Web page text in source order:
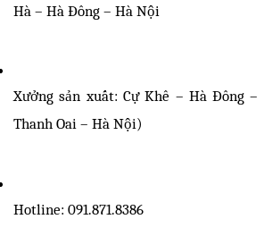
Hà – Hà Đông – Hà Nội
Xưởng sản xuất: Cự Khê – Hà Đông
Thanh Oai – Hà Nội)
Hotline: 091.871.8386